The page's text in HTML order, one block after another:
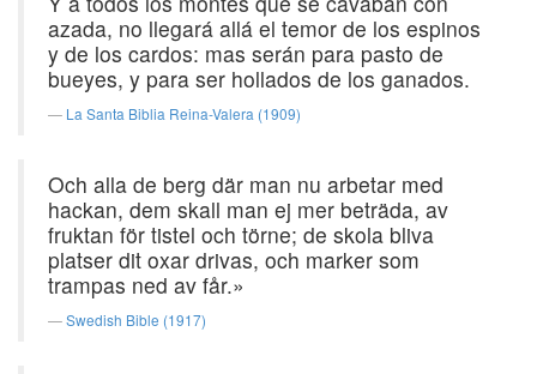
azada, no llegará allá el temor de los espinos
y de los cardos: mas serán para pasto de
bueyes, y para ser hollados de los ganados.
La Santa Biblia Reina-Valera (1909)
Och alla de berg där man nu arbetar med
hackan, dem skall man ej mer beträda, av
fruktan för tistel och törne; de skola bliva
platser dit oxar drivas, och marker som
trampas ned av får.»
Swedish Bible (1917)